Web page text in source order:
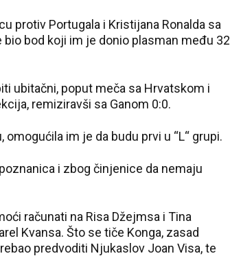
protiv Portugala i Kristijana Ronalda sa
bod koji im je donio plasman među 32
ubitačni, poput meča sa Hrvatskom i
remiziravši sa Ganom 0:0.
im je da budu prvi u “L“ grupi.
i zbog činjenice da nemaju
računati na Risa Džejmsa i Tina
Kvansa. Što se tiče Konga, zasad
predvoditi Njukaslov Joan Visa, te